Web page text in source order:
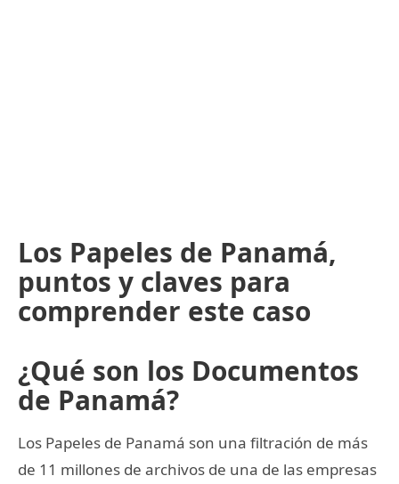
Los Papeles de Panamá,
puntos y claves para
comprender este caso
¿Qué son los Documentos
de Panamá?
Los Papeles de Panamá son una filtración de más
de 11 millones de archivos de una de las empresas